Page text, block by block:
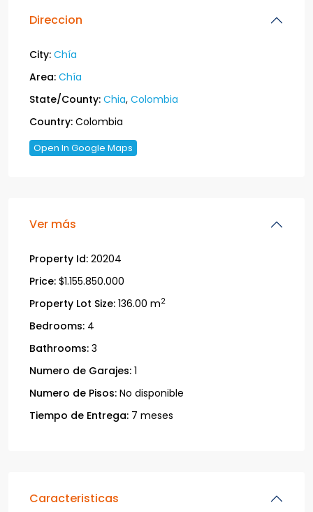
Direccion
City: Chía
Area: Chía
State/County: Chia, Colombia
Country: Colombia
Open In Google Maps
Ver más
Property Id: 20204
Price: $1.155.850.000
Property Lot Size: 136.00 m2
Bedrooms: 4
Bathrooms: 3
Numero de Garajes: 1
Numero de Pisos: No disponible
Tiempo de Entrega: 7 meses
Caracteristicas